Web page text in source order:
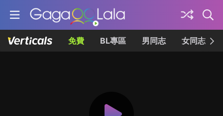
免費 BL專區 男同志 女同志